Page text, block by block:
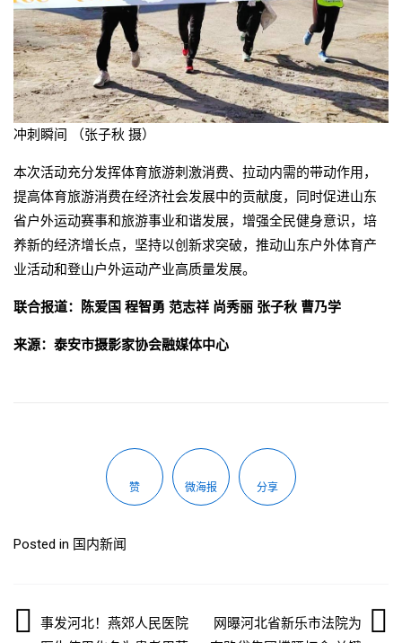
冲刺瞬间 （张子秋 摄）
本次活动充分发挥体育旅游刺激消费、拉动内需的带动作用，
提高体育旅游消费在经济社会发展中的贡献度，同时促进山东
省户外运动赛事和旅游事业和谐发展，增强全民健身意识，培
养新的经济增长点，坚持以创新求突破，推动山东户外体育产
业活动和登山户外运动产业高质量发展。
联合报道：陈爱国 程智勇 范志祥 尚秀丽 张子秋 曹乃学
来源：泰安市摄影家协会融媒体中心
赞 微海报 分享
Posted in 国内新闻
文
事发河北！燕郊人民医院
网曝河北省新乐市法院为